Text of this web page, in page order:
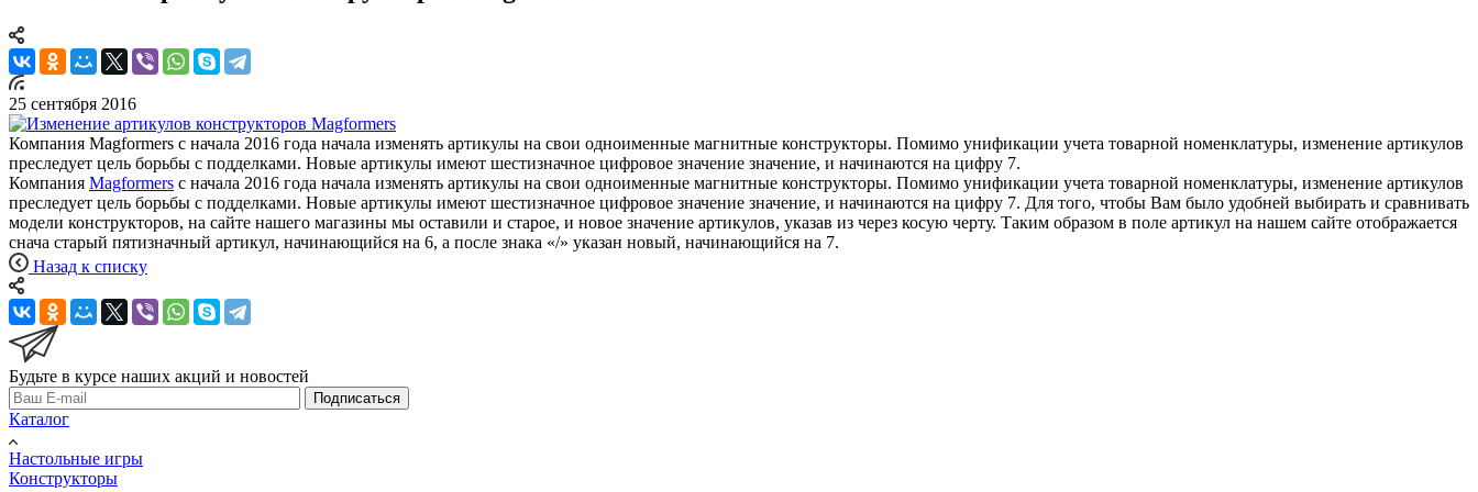
25 сентября 2016
Компания Magformers с начала 2016 года начала изменять артикулы на свои одноименные магнитные конструкторы. Помимо унификации учета товарной номенклатуры, изменение артикулов
преследует цель борьбы с подделками. Новые артикулы имеют шестизначное цифровое значение значение, и начинаются на цифру 7.
Компания Magformers с начала 2016 года начала изменять артикулы на свои одноименные магнитные конструкторы. Помимо унификации учета товарной номенклатуры, изменение артикулов
преследует цель борьбы с подделками. Новые артикулы имеют шестизначное цифровое значение значение, и начинаются на цифру 7. Для того, чтобы Вам было удобней выбирать и сравнивать
модели конструкторов, на сайте нашего магазины мы оставили и старое, и новое значение артикулов, указав из через косую черту. Таким образом в поле артикул на нашем сайте отображается
снача старый пятизначный артикул, начинающийся на 6, а после знака «/» указан новый, начинающийся на 7.
Назад к списку
Будьте в курсе наших акций и новостей
Подписаться
Каталог
Настольные игры
Конструкторы